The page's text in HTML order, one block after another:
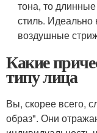
тона, то
стиль. Идеально
воздушные
Какие
типу лица
Вы, скорее всего,
образ". Они